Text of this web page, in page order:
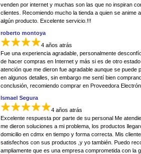
venden por internet y muchas son las que no inspiran
clientes. Recomiendo mucho la tienda a quien se anime
algún producto. Excelente servicio.!!!
roberto montoya
4 años atrás
Fue una experiencia agradable, personalmente
de hacer compras en Internet y más si es de otro
atención que me dieron fue agradable aunque se puede
en algunos detalles, sin embargo me sentí bien
conclusión, recomiendo comprar en Proveedora
Ismael Segura
4 años atrás
Excelente respuesta por parte de su personal Me
me dieron soluciones a mi problema, los productos
domicilio en cdmx en tiempo y forma correcta. Mis
satisfechos con sus productos ,y yo también. Puedo
ampliamente que es una empresa comprometida con la